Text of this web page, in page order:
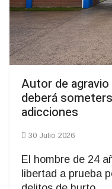
Autor de
deberá
adicciones
30 Julio 2026
El hombre de 24
libertad a prueba